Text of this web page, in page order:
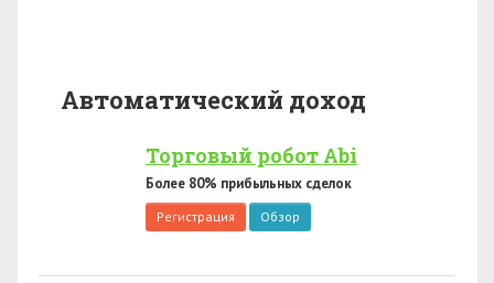
Автоматический доход
Торговый робот Abi
Более 80% прибыльных сделок
Регистрация Обзор